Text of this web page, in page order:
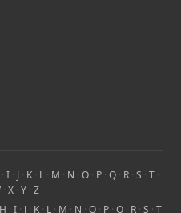
· I · J · K · L · M · N · O · P · Q · R · S · T ·
· X· Y· Z
H · I · J · K · L · M · N · O · P · Q · R · S · T